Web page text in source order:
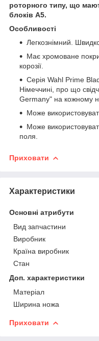
роторного типу, що
блоків А5.
Особливості
Легкознімний.
Має хромоване
корозії.
Серія Wahl Prime
Німеччині, про що
Germany" на кожному
Може
Може
поля.
Приховати
Характеристики
Основні атрибути
Вид запчастини
Виробник
Країна виробник
Стан
Доп. характеристики
Матеріал
Ширина ножа
Приховати